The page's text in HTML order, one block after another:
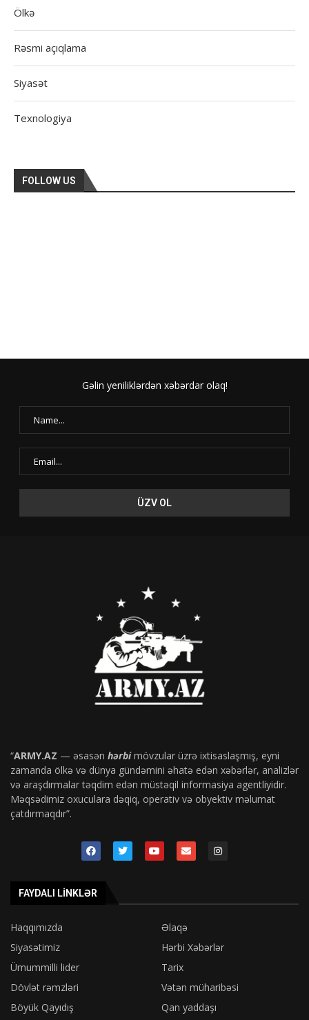
Ölkə
Rəsmi açıqlama
Siyasət
Texnologiya
FOLLOW US
Gəlin yeniliklərdən xəbərdar olaq!
“ARMY.AZ — əsasən hərbimövzular üzrə ixtisaslaşmış, eyni
zamanda ölkə və dünya gündəmini əhatə edən xəbərlər, analizlər
və araşdırmalar təqdim edən müstəqil informasiya agentliyidir.
Məqsədimiz oxuculara dəqiq, operativ və obyektiv məlumat
çatdırmaqdır”.
FAYDALI LINKLƏR
Haqqımızda
Əlaqə
Siyasətimiz
Hərbi Xəbərlər
Ümummilli lider
Tarix
Dövlət rəmzləri
Vətən müharibəsi
Böyük Qayıdış
Qan yaddaşı